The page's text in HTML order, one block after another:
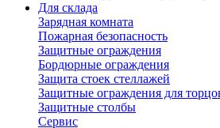
Для склада
Зарядная комната
Пожарная безопасность
Защитные ограждения
Бордюрные ограждения
Защита стоек стеллажей
Защитные ограждения для
Защитные столбы
Сервис